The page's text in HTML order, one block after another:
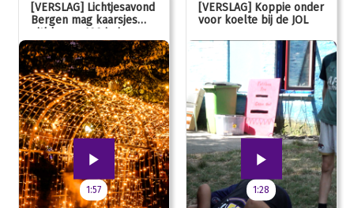
[VERSLAG] Lichtjesavond
Bergen mag kaarsjes
uitblazen: 100 jarig
jubileum!
1:57
[VERSLAG] Koppie onder
voor koelte bij de JOL
1:28